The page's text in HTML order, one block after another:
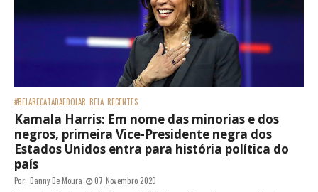
#BELARECATADAEDOLAR BELA RECENTES
Kamala Harris: Em nome das minorias e dos
negros, primeira Vice-Presidente negra dos
Estados Unidos entra para história política do
país
Por: Danny De Moura 07 Novembro 2020